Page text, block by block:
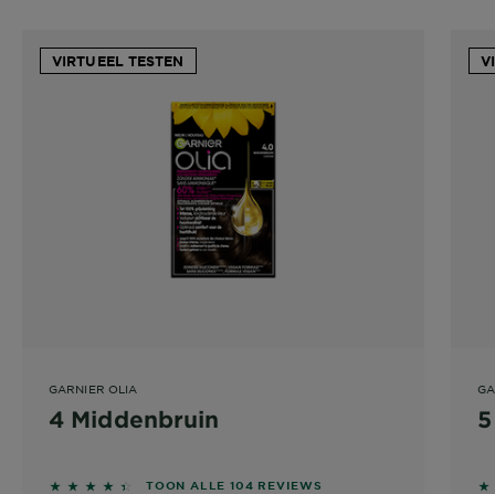
VIRTUEEL TESTEN
GARNIER OLIA
4 Middenbruin
TOON ALLE 104 REVIEWS